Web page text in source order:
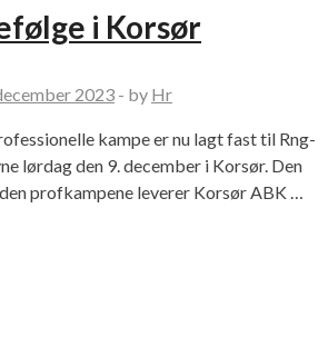
i Korsør
2023 - by Hr
kampe er nu lagt fast til Rng-
lørdag den 9. december i Korsør. Den
profkampene leverer Korsør ABK …